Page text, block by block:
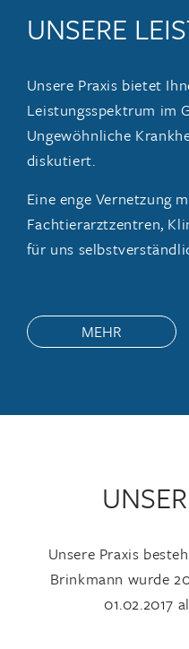
UNSERE
Unsere Praxis bietet
Leistungsspektrum im
Ungewöhnliche
diskutiert.
Eine enge Vernetzung
Fachtierarztzentren,
für uns
MEHR
Unsere Praxis
Brinkmann wurde
01.02.2017